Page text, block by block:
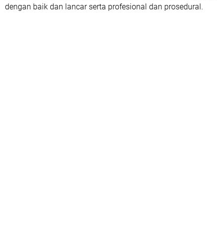
dengan baik dan lancar serta profesional dan prosedural.